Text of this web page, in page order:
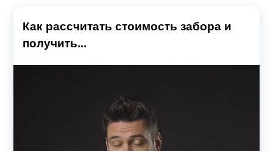
Как рассчитать стоимость забора и
получить...